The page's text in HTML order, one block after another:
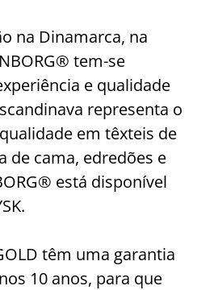
na Dinamarca, na
tem-se
e qualidade
representa o
em têxteis de
de cama, edredões e
está disponível
têm uma garantia
10 anos, para que